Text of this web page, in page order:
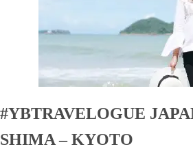
#YBTRAVELOGUE
SHIMA – KYOTO